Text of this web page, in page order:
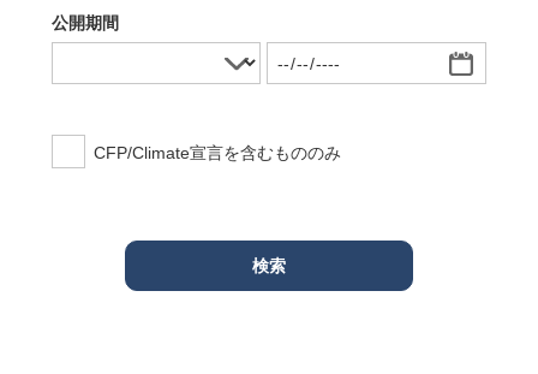
公開期間
CFP/Climate宣言を含むもののみ